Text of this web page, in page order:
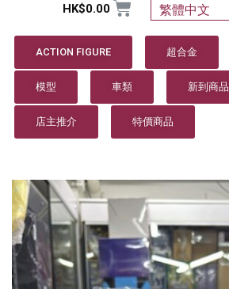
HK$0.00 繁體中文
ACTION FIGURE 超合金
模型 車類 新到商品
店主推介 特價商品